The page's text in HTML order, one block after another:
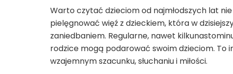
Warto czytać dzieciom od najmłodszych lat
pielęgnować więź z dzieckiem, która w
zaniedbaniem. Regularne, nawet
rodzice mogą podarować swoim dzieciom. To
wzajemnym szacunku, słuchaniu i miłości.